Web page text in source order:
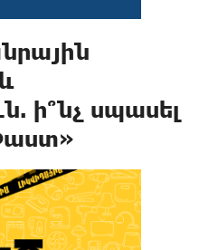
ի՞նչ սպասել